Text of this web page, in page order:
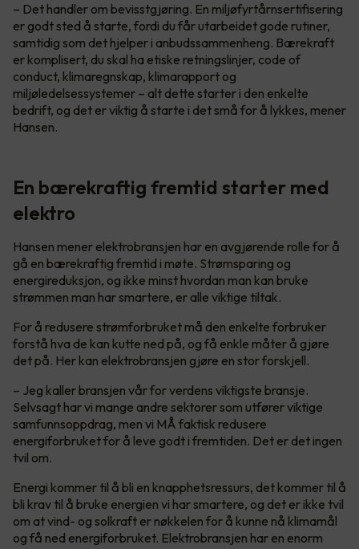
– Det handler om bevisstgjøring. En miljøfyrtårnsertifisering
er godt sted å starte, fordi du får utarbeidet gode rutiner,
samtidig som det hjelper i anbudssammenheng. Bærekraft
er komplisert, du skal ha etiske retningslinjer, code of
conduct, klimaregnskap, klimarapport og
miljøledelsessystemer – alt dette starter i den enkelte
bedrift, og det er viktig å starte i det små for å lykkes, mener
Hansen.
En bærekraftig fremtid starter med
elektro
Hansen mener elektrobransjen har en avgjørende rolle for å
gå en bærekraftig fremtid i møte. Strømsparing og
energireduksjon, og ikke minst hvordan man kan bruke
strømmen man har smartere, er alle viktige tiltak.
For å redusere strømforbruket må den enkelte forbruker
forstå hva de kan kutte ned på, og få enkle måter å gjøre
det på. Her kan elektrobransjen gjøre en stor forskjell.
– Jeg kaller bransjen vår for verdens viktigste bransje.
Selvsagt har vi mange andre sektorer som utfører viktige
samfunnsoppdrag, men vi MÅ faktisk redusere
energiforbruket for å leve godt i fremtiden. Det er det ingen
tvil om.
Energi kommer til å bli en knapphetsressurs, det kommer til å
bli krav til å bruke energien vi har smartere, og det er ikke tvil
om at vind- og solkraft er nøkkelen for å kunne nå klimamål
og få ned energiforbruket. Elektrobransjen har en enorm